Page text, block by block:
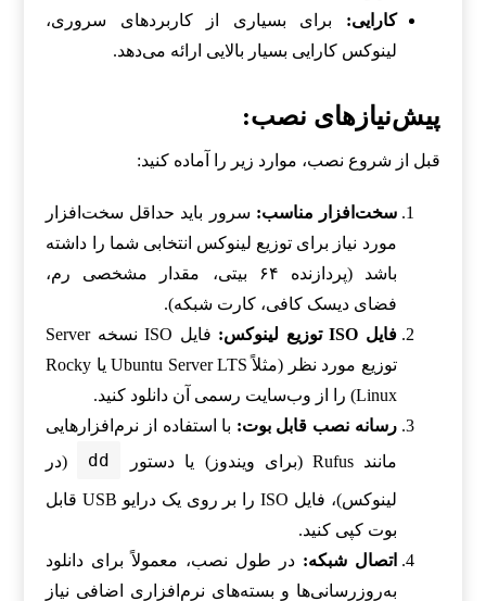
کارایی: برای بسیاری از کاربردهای سروری،
لینوکس کارایی بسیار بالایی ارائه می‌دهد.
پیش‌نیازهای نصب:
قبل از شروع نصب، موارد زیر را آماده کنید:
سخت‌افزار مناسب: سرور باید حداقل سخت‌افزار
مورد نیاز برای توزیع لینوکس انتخابی شما را داشته
باشد (پردازنده ۶۴ بیتی، مقدار مشخصی رم،
فضای دیسک کافی، کارت شبکه).
فایل ISO توزیع لینوکس:
فایل ISO نسخه Server
توزیع مورد نظر (مثلاً Ubuntu Server LTS یا Rocky
Linux) را از وب‌سایت رسمی آن دانلود کنید.
رسانه نصب قابل بوت: با استفاده از نرم‌افزارهایی
مانند Rufus (برای ویندوز) یا دستور
dd (در
لینوکس)، فایل ISO را بر روی یک درایو USB قابل
بوت کپی کنید.
اتصال شبکه: در طول نصب، معمولاً برای دانلود
به‌روزرسانی‌ها و بسته‌های نرم‌افزاری اضافی نیاز